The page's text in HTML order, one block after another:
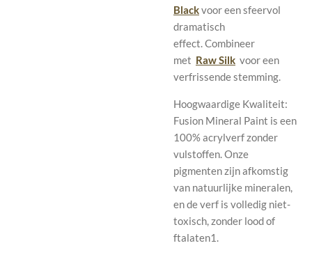
Blackvoor een sfeervol
dramatisch
effect. Combineer
met Raw Silk voor een
verfrissende stemming.
Hoogwaardige Kwaliteit:
Fusion Mineral Paint is een
100% acrylverf zonder
vulstoffen. Onze
pigmenten zijn afkomstig
van natuurlijke mineralen,
en de verf is volledig niet-
toxisch, zonder lood of
ftalaten1.